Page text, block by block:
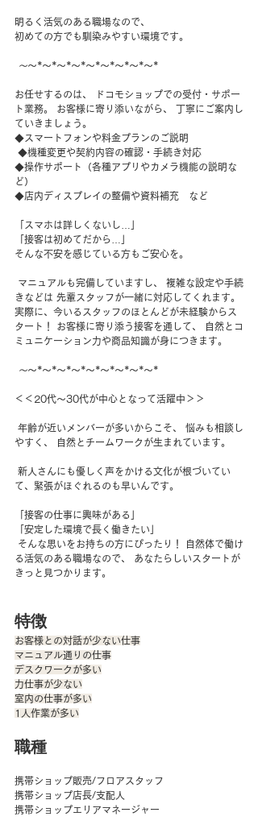
明るく活気のある職場なので、
初めての方でも馴染みやすい環境です。
～～*～*～*～*～*～*～*～*～*
お任せするのは、 ドコモショップでの受付・サポー
ト業務。 お客様に寄り添いながら、 丁寧にご案内し
ていきましょう。
◆スマートフォンや料金プランのご説明
◆機種変更や契約内容の確認・手続き対応
◆操作サポート（各種アプリやカメラ機能の説明な
ど）
◆店内ディスプレイの整備や資料補充　など
「スマホは詳しくないし…」
「接客は初めてだから…」
そんな不安を感じている方もご安心を。
きなどは 先輩スタッフが一緒に対応してくれます。
実際に、今いるスタッフのほとんどが未経験からス
タート！ お客様に寄り添う接客を通して、 自然とコ
ミュニケーション力や商品知識が身につきます。
～～*～*～*～*～*～*～*～*～*
＜＜20代〜30代が中心となって活躍中＞＞
やすく、 自然とチームワークが生まれています。
て、緊張がほぐれるのも早いんです。
「接客の仕事に興味がある」
「安定した環境で長く働きたい」
る活気のある職場なので、 あなたらしいスタートが
きっと見つかります。
特徴
お客様との対話が少ない仕事
マニュアル通りの仕事
デスクワークが多い
力仕事が少ない
室内の仕事が多い
1人作業が多い
職種
携帯ショップ販売/フロアスタッフ
携帯ショップ店長/支配人
携帯ショップエリアマネージャー